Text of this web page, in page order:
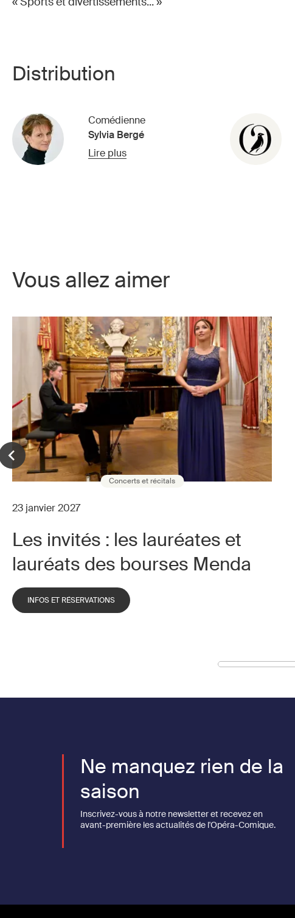
Distribution
Comédienne
Sylvia Bergé
Lire plus
Vous allez aimer
Concerts et récitals
23 janvier 2027
Les invités : les lauréates et
lauréats des bourses Menda
INFOS ET RÉSERVATIONS
Ne manquez rien de la
saison
Inscrivez-vous à notre newsletter et recevez en
avant-première les actualités de l'Opéra-Comique.